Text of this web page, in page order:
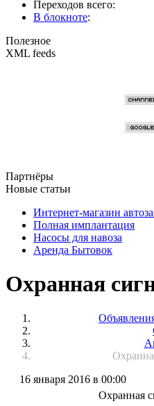
Переходов всего:
В блокноте:
Полезное
XML feeds
Партнёры
Новые статьи
Интернет-магазин
Полная имплантация
Насосы для навоза
Аренда Бытовок
Охранная
16 января 2016 в 00:00
Охранная